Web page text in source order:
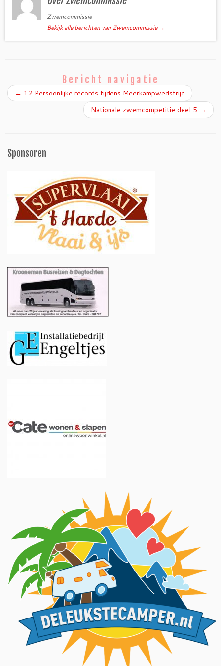
Zwemcommissie
Bekijk alle berichten van Zwemcommissie →
Bericht navigatie
← 12 Persoonlijke records tijdens Meerkampwedstrijd
Nationale zwemcompetitie deel 5 →
Sponsoren